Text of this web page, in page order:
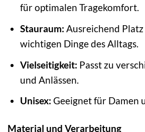
für optimalen Tragekomfort.
Stauraum: Ausreichend
wichtigen Dinge des Alltags.
Vielseitigkeit: Passt zu
und Anlässen.
Unisex: Geeignet für Damen
Material und Verarbeitung